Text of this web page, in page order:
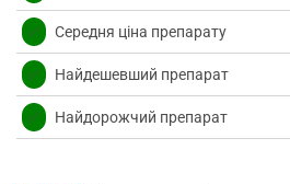
✅ Середня ціна препарату
✅ Найдешевший препарат
✅ Найдорожчий препарат